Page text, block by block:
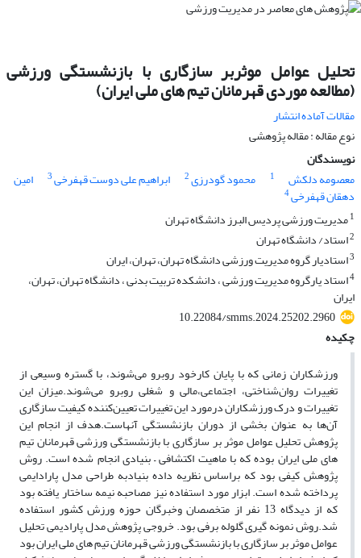
تحلیل عوامل موثربر سازگاری با بازنشستگی ورزشی
(مطالعه موردی قهرمانان تیم های ملی ایران)
مقالات آماده انتشار
نوع مقاله : مقاله پژوهشی
نویسندگان
معصومه دلکش
1 محمود گودرزی2 ابراهیم علی دوست قهفرخی3 امین
دهقان قهفرخی4
1مدیریت ورزشی پردیس البرز دانشگاه تهران
2استاد/ دانشگاه تهران
3استادیار گروه مدیریت ورزشی دانشگاه تهران، تهران، ایران
4استاد یارگروه مدیریت ورزشی ، دانشکده تربیت بدنی ، دانشگاه تهران، تهران،
ایران
10.22084/smms.2024.25202.2960
چکیده
ورزشکاران زمانی که با پایان کارخود روبرو می‌شوند، با گستره وسیعی از
تغییرات روان‌شناختی، اجتماعی،مالی و شغلی روبرو می‌شوند.میزان این
تغییرات و درک ورزشکاران درمورد این تغییرات تعیین‌کننده کیفیت سازگاری
آن‌ها به عنوان بخشی از دوران بازنشستگی آنهاست.هدف از انجام این
پژوهش تحلیل عوامل موثر بر سازگاری با بازنشستگی ورزشی قهرمانان تیم
های ملی ایران بوده که با ماهیت اکتشافی – بنیادی انجام شده است. روش
پژوهش کیفی بود که براساس نظریه داده بنیادبه طراحی مدل پارادایمی
پرداخته شده است. ابزار مورد استفاده نیز مصاحبه نیمه ساختار یافته بود
که از دیدگاه 13 نفر از متخصصان وخبرگان حوزه ورزش کشور استفاده
شد.روش نمونه گیری گلوله برفی بود. خروجی پژوهش مدل پارادیمی تحلیل
عوامل موثر بر سازگاری با بازنشستگی ورزشی قهرمانان تیم های ملی ایران بود